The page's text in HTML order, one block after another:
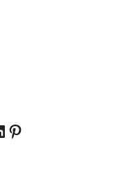
Pinterest